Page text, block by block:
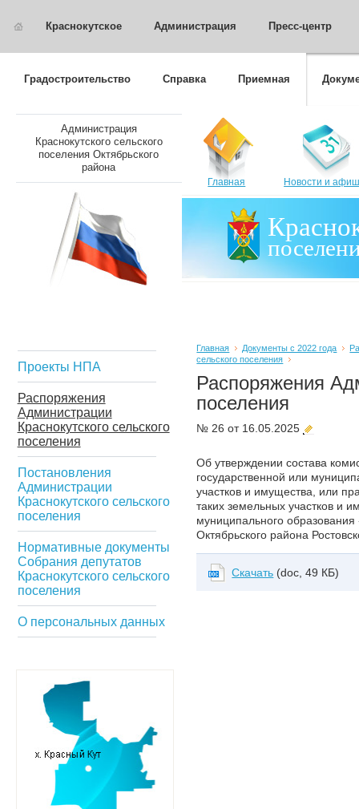
Краснокутское Администрация Пресс-центр
Градостроительство Справка Приемная
Администрация
Краснокутского сельского
поселения Октябрьского
района
Главная Новости и
Проекты НПА
Распоряжения
Администрации
Краснокутского сельского
поселения
Постановления
Администрации
Краснокутского сельского
поселения
Нормативные документы
Собрания депутатов
Краснокутского сельского
поселения
О персональных данных
Главная Документы с 2022 года
сельского поселения
Распоряжения
поселения
№ 26 от 16.05.2025
Об утверждении состава
государственной или
участков и имущества, или
таких земельных участков и
муниципального образования
Октябрьского района
Скачать (doc, 49 КБ)